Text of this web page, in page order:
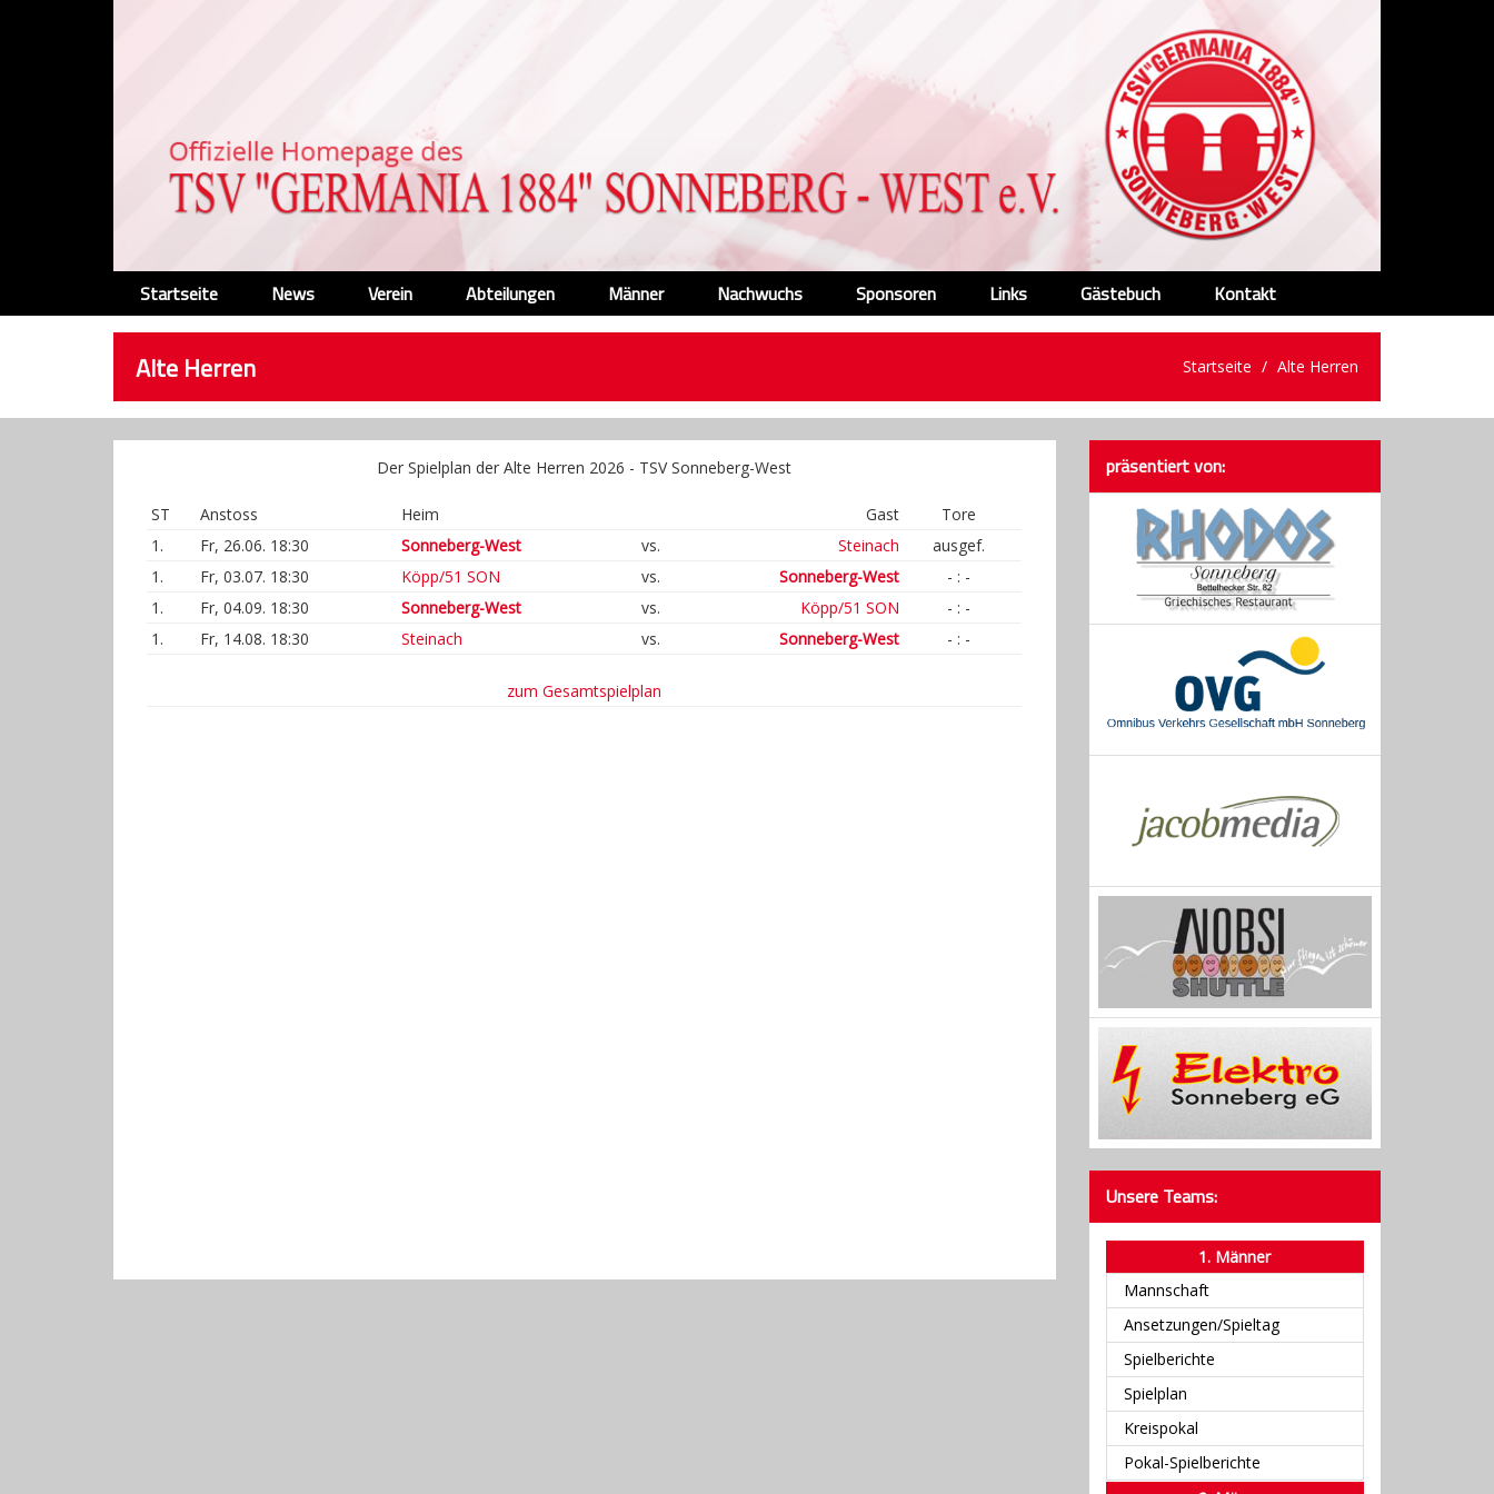
Startseite News Verein Abteilungen Männer Nachwuchs Sponsoren Links Gästebuch Kontakt
Alte Herren Startseite Alte Herren
Der Spielplan der Alte Herren 2026 - TSV Sonneberg-West
ST Anstoss Heim Gast
Tore
1.
Fr, 26.06. 18:30 Sonneberg-West vs. Steinach
ausgef.
1.
Fr, 03.07. 18:30 Köpp/51 SON vs. Sonneberg-West
- : -
1.
Fr, 04.09. 18:30 Sonneberg-West vs. Köpp/51 SON
- : -
1.
Fr, 14.08. 18:30 Steinach vs. Sonneberg-West - : -
zum Gesamtspielplan
präsentiert von:
Unsere Teams:
1. Männer
Mannschaft
Ansetzungen/Spieltag
Spielberichte
Spielplan
Kreispokal
Pokal-Spielberichte